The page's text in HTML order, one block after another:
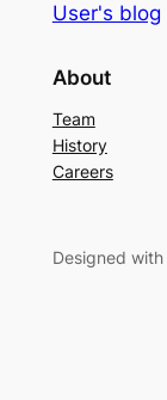
User's blog
About
Team
History
Careers
Designed with